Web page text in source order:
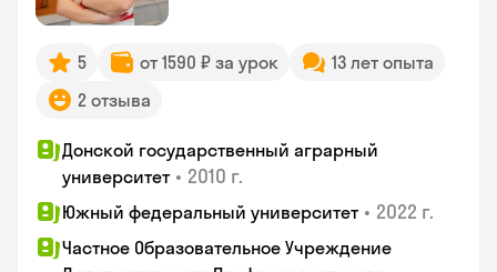
5 от 1590 ₽ за урок
13 лет опыта
2 отзыва
Донской государственный аграрный
университет • 2010 г.
Южный федеральный университет • 2022 г.
Частное Образовательное Учреждение